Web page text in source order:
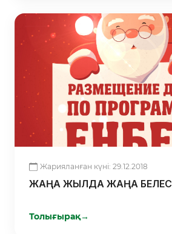
Жарияланған күні: 29.12.2018
ЖАҢА ЖЫЛДА ЖАҢА БЕЛЕС
Толығырақ→